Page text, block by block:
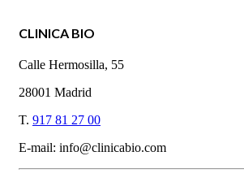
CLINICA BIO
Calle Hermosilla, 55
28001 Madrid
T. 917 81 27 00
E-mail: info@clinicabio.com